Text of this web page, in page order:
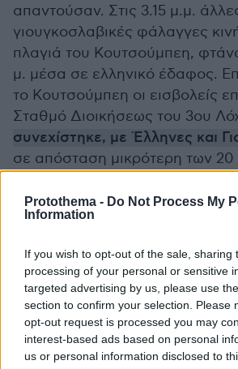
Protothema - Do Not Process My
Information
If you wish to opt-out of the sale, sharing
processing of your personal or sensitive
targeted advertising by us, please use
section to confirm your selection. Please
opt-out request is processed you may
interest-based ads based on personal
us or personal information disclosed to
απαντούσαν. Στις 3.15 μ.μ.
γιουγκοσλαβικές φάλαγγες
πλαγιά του Κουτσούμπεη,
μ. μέσα σε ελληνικό έδαφος.
το Κουτσούμπεη οι εισβολείς
Σταθμό Διοικήσεως του 3ου
συνεχίστηκε, με Έλληνες και
σε απόσταση μικρότερη των
5.15 μ.μ. έφτασε στην περιοχή
556 ΤΠ που είχε ειδοποιηθεί
βρίσκονταν εκατέρωθεν του
του Κουτσούμπεη και του
νοτιοανατολικά του. Έτσι
περικύκλωση του 3ου Λόχου και
ενίσχυσε με την 3η διμοιρία